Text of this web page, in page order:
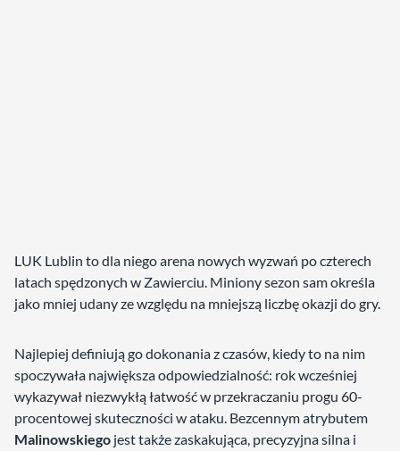
LUK Lublin to dla niego arena nowych wyzwań po czterech
latach spędzonych w Zawierciu. Miniony sezon sam określa
jako mniej udany ze względu na mniejszą liczbę okazji do gry.
Najlepiej definiują go dokonania z czasów, kiedy to na nim
spoczywała największa odpowiedzialność: rok wcześniej
wykazywał niezwykłą łatwość w przekraczaniu progu 60-
procentowej skuteczności w ataku. Bezcennym atrybutem
Malinowskiego jest także zaskakująca, precyzyjna silna i